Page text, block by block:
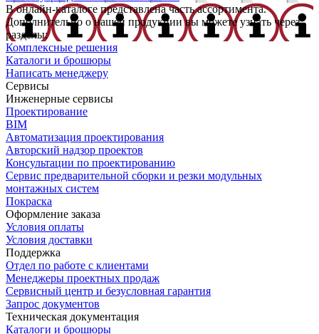
В онлайн-каталоге представлена часть ассортимента.
Дополнительно о нашей продукции вы можете узнать через
разделы:
Комплексные решения
Каталоги и брошюры
Написать менеджеру
Сервисы
Инженерные сервисы
Проектирование
BIM
Автоматизация проектирования
Авторский надзор проектов
Консультации по проектированию
Сервис предварительной сборки и резки модульных
монтажных систем
Покраска
Оформление заказа
Условия оплаты
Условия доставки
Поддержка
Отдел по работе с клиентами
Менеджеры проектных продаж
Сервисный центр и безусловная гарантия
Запрос документов
Техническая документация
Каталоги и брошюры